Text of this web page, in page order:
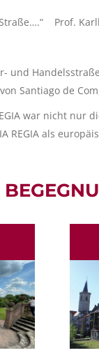
Prof.
und
Santiago de
war nicht nur
REGIA als